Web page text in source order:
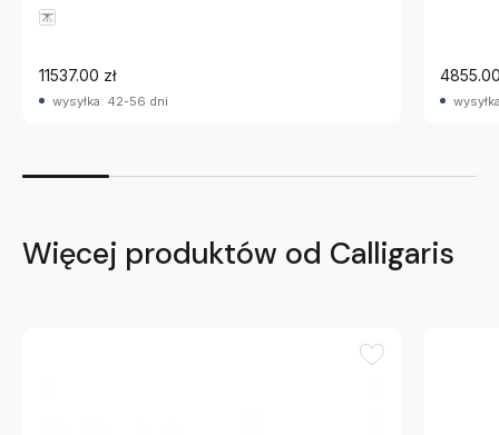
11537.00 zł
wysyłka: 42-56 dni
Więcej produktów od Calligaris